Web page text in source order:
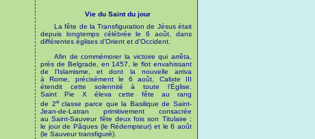
Vie du Saint du jour
La fête de la Transfiguration de Jésus était
depuis longtemps célébrée le 6 août, dans
différentes églises d’Orient et d’Occident.
Afin de commémorer la victoire qui arrêta,
près de Belgrade, en 1457, le flot envahissant
de l’Islamisme, et dont la nouvelle arriva
à Rome, précisément le 6 août, Calixte III
étendit cette solennité à toute l’Église.
Saint Pie X éleva cette fête au rang
de 2eclasse parce que la Basilique de Saint-
Jean-de-Latran primitivement consacrée
au Saint-Sauveur fête deux fois son Titulaire :
le jour de Pâques (le Rédempteur) et le 6 août
(le Sauveur transfiguré).